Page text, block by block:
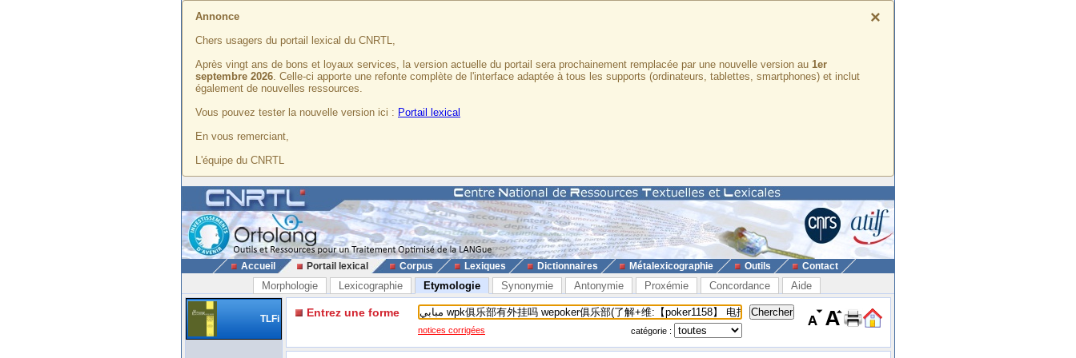
×
Annonce
Chers usagers du portail lexical du CNRTL,
Après vingt ans de bons et loyaux services, la version actuelle du portail sera prochainement remplacée par une nouvelle version au 1er
septembre 2026. Celle-ci apporte une refonte complète de l'interface adaptée à tous les supports (ordinateurs, tablettes, smartphones) et inclut
également de nouvelles ressources.
Vous pouvez tester la nouvelle version ici : Portail lexical
En vous remerciant,
L'équipe du CNRTL
Accueil Portail lexical Corpus Lexiques Dictionnaires Métalexicographie Outils Contact
Morphologie Lexicographie Etymologie Synonymie Antonymie Proxémie Concordance Aide
TLFi Entrez une forme
notices corrigées catégorie :